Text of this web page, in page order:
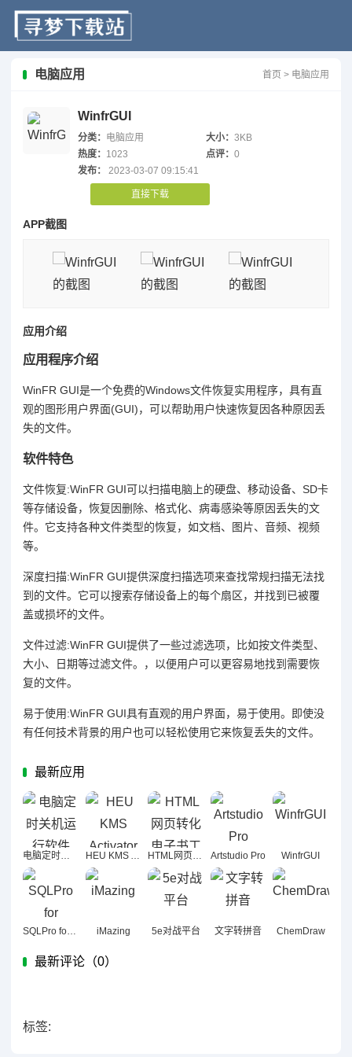
电脑应用 首页 > 电脑应用
WinfrGUI
分类： 电脑应用 大小：3KB
热度： 1023 点评：0
发布：
2023-03-07 09:15:41
直接下载
APP截图
应用介绍
应用程序介绍
WinFR GUI是一个免费的Windows文件恢复实用程序，具有直
观的图形用户界面(GUI)，可以帮助用户快速恢复因各种原因丢
失的文件。
软件特色
文件恢复:WinFR GUI可以扫描电脑上的硬盘、移动设备、SD卡
等存储设备，恢复因删除、格式化、病毒感染等原因丢失的文
件。它支持各种文件类型的恢复，如文档、图片、音频、视频
等。
深度扫描:WinFR GUI提供深度扫描选项来查找常规扫描无法找
到的文件。它可以搜索存储设备上的每个扇区，并找到已被覆
盖或损坏的文件。
文件过滤:WinFR GUI提供了一些过滤选项，比如按文件类型、
大小、日期等过滤文件。，以便用户可以更容易地找到需要恢
复的文件。
易于使用:WinFR GUI具有直观的用户界面，易于使用。即使没
有任何技术背景的用户也可以轻松使用它来恢复丢失的文件。
最新应用
Artstudio Pro WinfrGUI
SQLPro for MSSQL iMazing 5e对战平台 文字转拼音 ChemDraw
最新评论（0）
标签: